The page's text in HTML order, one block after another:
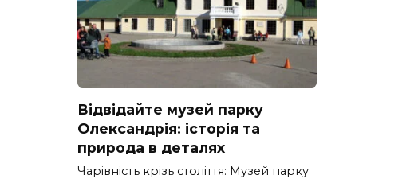
Відвідайте музей парку
Олександрія: історія та
природа в деталях
Чарівність крізь століття: Музей парку